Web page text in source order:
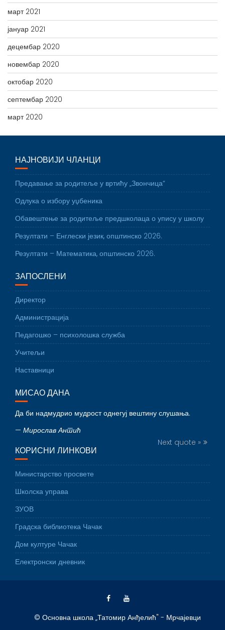
март 2021
јануар 2021
децембар 2020
новембар 2020
октобар 2020
септембар 2020
март 2020
НАЈНОВИЈИ ЧЛАНЦИ
Предавање за родитеље у вртићу „Звончица“
Одлука о избору уџбеника
Обавештење за родитеље предшколаца о упису у школу
Резултати – Енглески језик, општинско 2026.
Резултати – Математика, општинско 2026.
ЗАПОСЛЕНИ
Директор
Администрација
Педагошко – психолошка служба
Учитељи
Наставници
МИСАО ДАНА
Да би надмудрио мудрост однегуј вештину слушања.
— Мирослав Антић
Next quote »
КОРИСНИ ЛИНКОВИ
Министарство просвете
Школска управа
ЗУОВ
Градска библиотека Чачак
Дом културе Чачак
Електронски дневник
© Основна школа „Татомир Анђелић" - Мрчајевци